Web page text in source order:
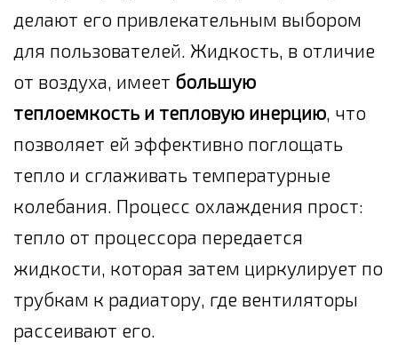
делают его привлекательным выбором
для пользователей. Жидкость, в отличие
от воздуха, имеет большую
теплоемкость и тепловую инерцию, что
позволяет ей эффективно поглощать
тепло и сглаживать температурные
колебания. Процесс охлаждения прост:
тепло от процессора передается
жидкости, которая затем циркулирует по
трубкам к радиатору, где вентиляторы
рассеивают его.